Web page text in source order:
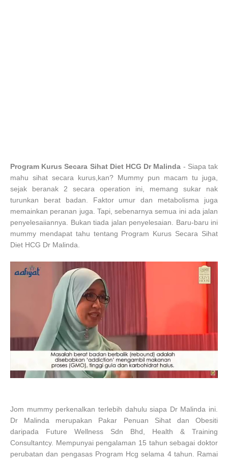
Program Kurus Secara Sihat Diet HCG Dr Malinda - Siapa tak
mahu sihat secara kurus,kan? Mummy pun macam tu juga,
sejak beranak 2 secara operation ini, memang sukar nak
turunkan berat badan. Faktor umur dan metabolisma juga
memainkan peranan juga. Tapi, sebenarnya semua ini ada jalan
penyelesaiiannya. Bukan tiada jalan penyelesaian. Baru-baru ini
mummy mendapat tahu tentang Program Kurus Secara Sihat
Diet HCG Dr Malinda.
Jom mummy perkenalkan terlebih dahulu siapa Dr Malinda ini.
Dr Malinda merupakan Pakar Penuan Sihat dan Obesiti
daripada Future Wellness Sdn Bhd, Health & Training
Consultantcy. Mempunyai pengalaman 15 tahun sebagai doktor
perubatan dan pengasas Program Hcg selama 4 tahun. Ramai